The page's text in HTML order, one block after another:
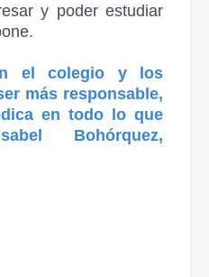
y poder estudiar
el colegio y los
más responsable,
en todo lo que
Bohórquez,